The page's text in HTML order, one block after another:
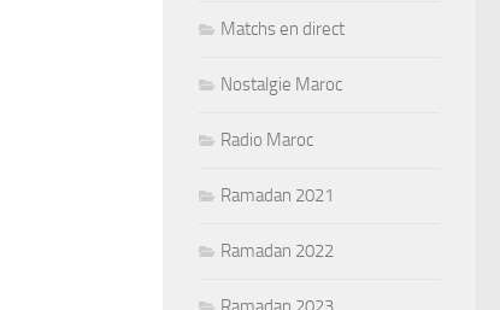
Matchs en direct
Nostalgie Maroc
Radio Maroc
Ramadan 2021
Ramadan 2022